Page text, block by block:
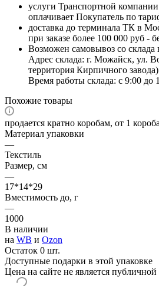
услуги Транспортной компании
оплачивает Покупатель по
доставка до терминала ТК в
при заказе более 100 000 руб -
Возможен самовывоз со
Адрес склада: г. Можайск, ул.
территория Кирпичного
Время работы склада: с 9:00 до
Похожие товары
продается кратно коробам, от 1 короба
Материал упаковки
—
Текстиль
Размер, см
—
17*14*29
Вместимость до, г
—
1000
В наличии
на WB и Ozon
Остаток 0 шт.
Доступные подарки в этой упаковке
Цена на сайте не является